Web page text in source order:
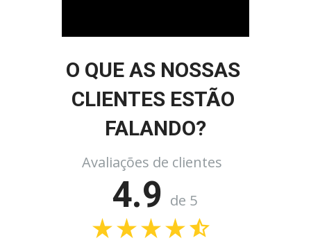
O QUE AS NOSSAS
CLIENTES ESTÃO
FALANDO?
4.9
Avaliações de clientes
de 5